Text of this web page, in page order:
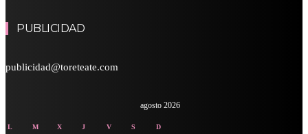
PUBLICIDAD
publicidad@toreteate.com
agosto 2026
L M X J V S D